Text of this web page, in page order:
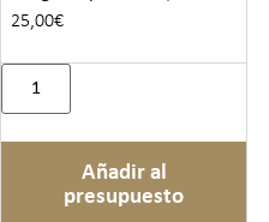
25,00€
Añadir al
presupuesto